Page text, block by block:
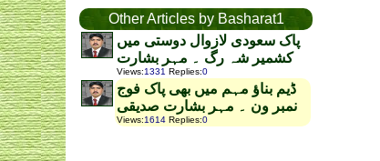
Other Articles by Basharat1
پاک سعودی لازوال دوستی میں
کشمیر شہ رگ ۔ مہر بشارت
Views:1331 Replies:0
ڈیم بناؤ مہم میں بھی پاک فوج
نمبر ون ۔ مہر بشارت صدیقی
Views:1614 Replies:0